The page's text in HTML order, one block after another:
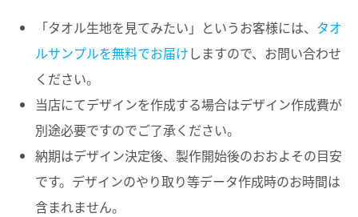
「タオル生地を見てみたい」というお客様には、 タオ
ルサンプルを無料でお届けしますので、お問い合わせ
ください。
当店にてデザインを作成する場合はデザイン作成費が
別途必要ですのでご了承ください。
納期はデザイン決定後、製作開始後のおおよその目安
です。デザインのやり取り等データ作成時のお時間は
含まれません。